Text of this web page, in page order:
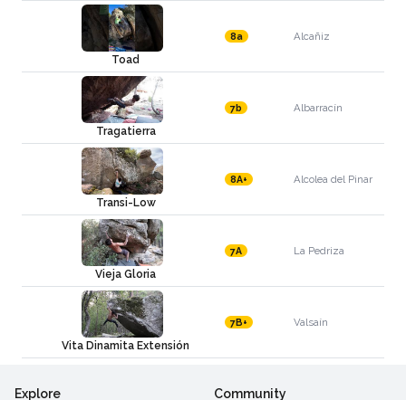
Toad
8a Alcañiz
Tragatierra
7b Albarracín
Transi-Low
8A+ Alcolea del Pinar
Vieja Gloria
7A La Pedriza
Vita Dinamita Extensión
7B+ Valsaín
Explore Community